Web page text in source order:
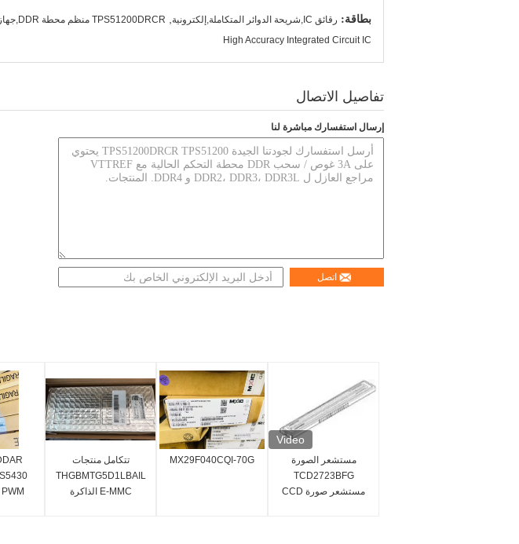
بطاقة: رقائق IC,شريحة الدوائر المتكاملة,إلكترونية TPS51200DRCR منظم محطة DDR,جهاز تنظيم الجهد في ذاكرة DDR IC,3A خزنة VTTREF للتيار المغسل
High Accuracy Integrated Circuit IC
تفاصيل الاتصال
إرسال استفسارك مباشرة لنا
اتصل
تتكامل منتجات
THGBMTG5D1LBAIL
E-MMC الذاكرة
MX29F040CQI-70G
Video
مستشعر الصورة
TCD2723BFG
مستشعر صورة CCD